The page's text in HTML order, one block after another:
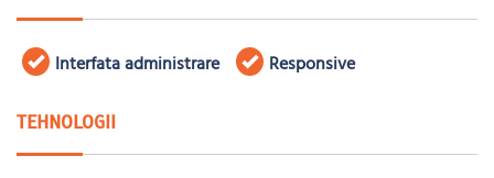
Interfata administrare Responsive
TEHNOLOGII